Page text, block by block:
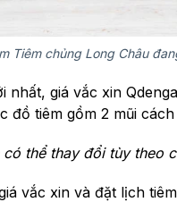
Tiêm chủng Long Châu
nhất, giá vắc xin
đồ tiêm gồm 2 mũi
thể thay đổi tùy theo
vắc xin và đặt lịch